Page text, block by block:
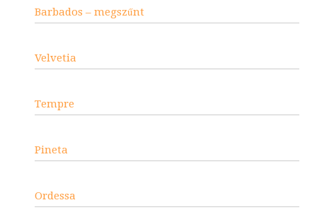
Barbados – megszűnt
Velvetia
Tempre
Pineta
Ordessa